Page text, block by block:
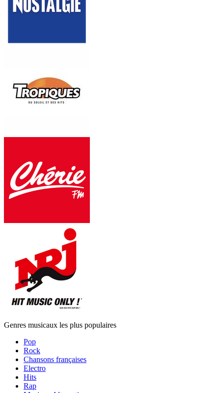
Genres musicaux les plus populaires
Pop
Rock
Chansons françaises
Electro
Hits
Rap